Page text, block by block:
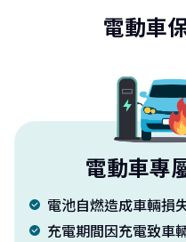
電動車
電動車專
電池自燃造成車輛損
充電期間因充電致車